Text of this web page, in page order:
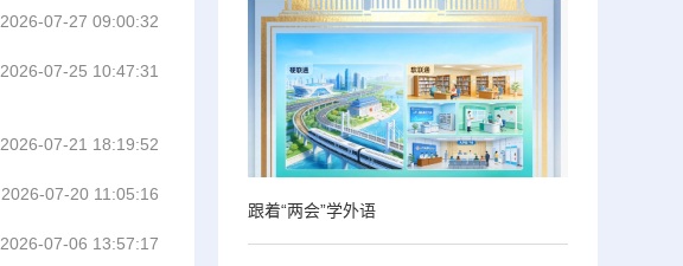
2026-07-27 09:00:32
2026-07-25 10:47:31
2026-07-21 18:19:52
2026-07-20 11:05:16
2026-07-06 13:57:17
跟着“两会”学外语